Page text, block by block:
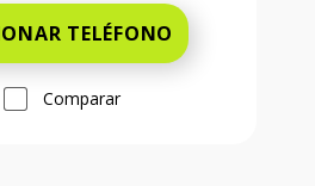
TELÉFONO
Comparar